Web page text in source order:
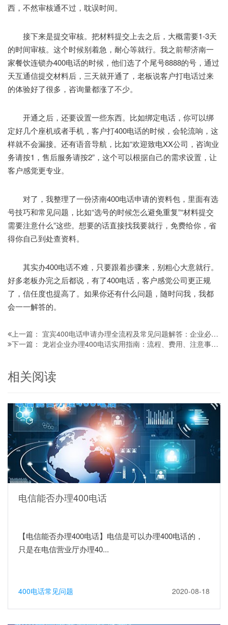
西，不然审核通不过，耽误时间。
接下来是提交审核。把材料提交上去之后，大概需要1-3天
的时间审核。这个时候别着急，耐心等就行。我之前帮济南一
家餐饮连锁办400电话的时候，他们选了个尾号8888的号，通过
天互通信提交材料后，三天就开通了，老板说客户打电话过来
的体验好了很多，咨询量都涨了不少。
开通之后，还要设置一些东西。比如绑定电话，你可以绑
定好几个座机或者手机，客户打400电话的时候，会轮流响，这
样就不会漏接。还有语音导航，比如“欢迎致电XX公司，咨询业
务请按1，售后服务请按2”，这个可以根据自己的需求设置，让
客户感觉更专业。
对了，我整理了一份济南400电话申请的资料包，里面有选
号技巧和常见问题，比如“选号的时候怎么避免重复”“材料提交
需要注意什么”这些。想要的话直接找我要就行，免费给你，省
得你自己到处查资料。
其实办400电话不难，只要跟着步骤来，别粗心大意就行。
好多老板办完之后都说，有了400电话，客户感觉公司更正规
了，信任度也提高了。如果你还有什么问题，随时问我，我都
会一一解答的。
上一篇： 宜宾400电话申请办理全流程及常见问题解答：企业必看的实用指南
下一篇： 龙岩企业办理400电话实用指南：流程、费用、注意事项全解析
相关阅读
电信能否办理400电话
【电信能否办理400电话】电信是可以办理400电话的，
只是在电信营业厅办理40...
400电话常见问题 2020-08-18